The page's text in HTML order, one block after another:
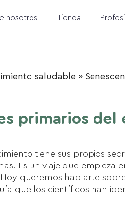
nosotros Tienda
saludable »
primarios del
tiene sus propios
Es un viaje que empieza
queremos hablarte
que los científicos han